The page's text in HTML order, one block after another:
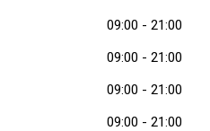
09:00 - 21:00
09:00 - 21:00
09:00 - 21:00
09:00 - 21:00